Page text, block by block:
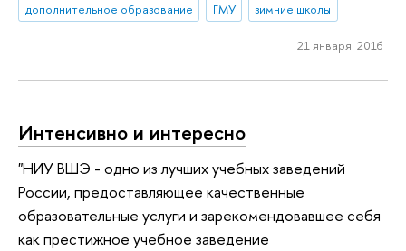
дополнительное образование
ГМУ зимние школы
21 января 2016
Интенсивно и интересно
"НИУ ВШЭ - одно из лучших учебных заведений
России, предоставляющее качественные
образовательные услуги и зарекомендовавшее себя
как престижное учебное заведение